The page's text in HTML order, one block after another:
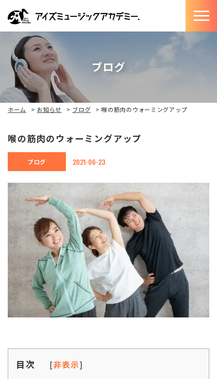
ブログ
ホーム > お知らせ > ブログ >喉の筋肉のウォーミングアップ
喉の筋肉のウォーミングアップ
ブログ 2021-06-23
目次 [非表示]